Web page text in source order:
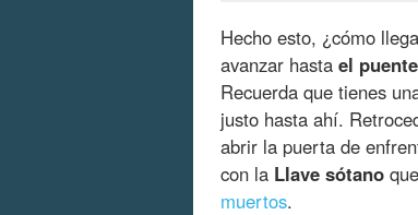
Hecho esto, ¿cómo
avanzar hasta el
Recuerda que tienes
justo hasta ahí.
abrir la puerta de
con la Llave sótano
muertos.